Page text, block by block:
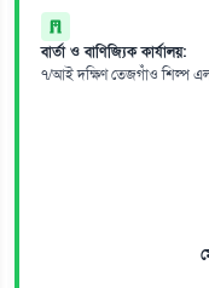
বার্তা ও বাণিজ্যিক কার্যালয়:
৭/আই দক্ষিণ তেজগাঁও শিল্প